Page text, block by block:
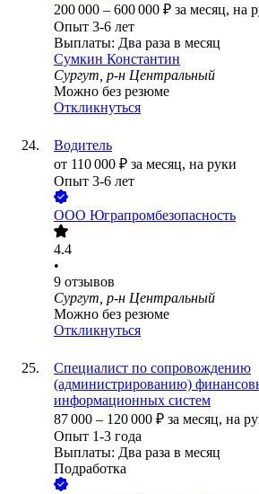
200 000 – 600 000 ₽ за месяц, на
Опыт 3-6 лет
Выплаты: Два раза в месяц
Сумкин Константин
Сургут, р-н Центральный
Можно без резюме
Откликнуться
Водитель
от 110 000 ₽ за месяц, на руки
Опыт 3-6 лет
ООО Юграпромбезопасность
4.4
•
9 отзывов
Сургут, р-н Центральный
Можно без резюме
Откликнуться
Специалист по сопровождению
(администрированию)
информационных систем
87 000 – 120 000 ₽ за месяц, на
Опыт 1-3 года
Выплаты: Два раза в месяц
Подработка